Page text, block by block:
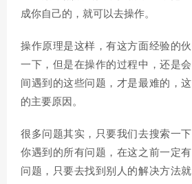
成你自己的，就可以去操作。
操作原理是这样，有这方面经验的
一下，但是在操作的过程中，还是
间遇到的这些问题，才是最难的，
的主要原因。
很多问题其实，只要我们去搜索一
你遇到的所有问题，在这之前一定
问题，只要去找到别人的解决方法